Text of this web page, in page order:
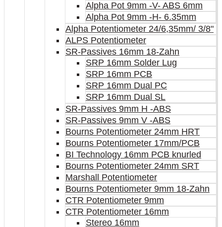
Alpha Pot 9mm -V- ABS 6mm
Alpha Pot 9mm -H- 6.35mm
Alpha Potentiometer 24/6,35mm/ 3/8"
ALPS Potentiometer
SR-Passives 16mm 18-Zahn
SRP 16mm Solder Lug
SRP 16mm PCB
SRP 16mm Dual PC
SRP 16mm Dual SL
SR-Passives 9mm H -ABS
SR-Passives 9mm V -ABS
Bourns Potentiometer 24mm HRT
Bourns Potentiometer 17mm/PCB
BI Technology 16mm PCB knurled
Bourns Potentiometer 24mm SRT
Marshall Potentiometer
Bourns Potentiometer 9mm 18-Zahn
CTR Potentiometer 9mm
CTR Potentiometer 16mm
Stereo 16mm